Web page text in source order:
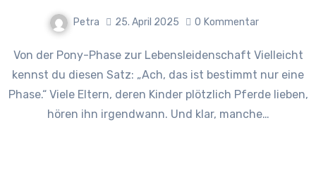
Petra 25. April 2025 0 Kommentar
Von der Pony-Phase zur Lebensleidenschaft Vielleicht
kennst du diesen Satz: „Ach, das ist bestimmt nur eine
Phase.“ Viele Eltern, deren Kinder plötzlich Pferde lieben,
hören ihn irgendwann. Und klar, manche…